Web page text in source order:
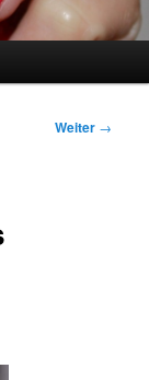
Weiter →